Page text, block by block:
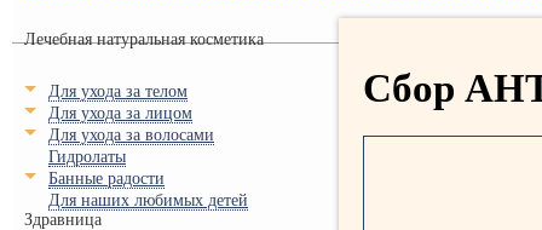
Лечебная натуральная косметика
Для ухода за телом
Для ухода за лицом
Для ухода за волосами
Гидролаты
Банные радости
Для наших любимых детей
Здравница
Сбор